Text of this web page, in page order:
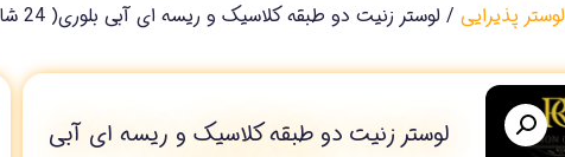
لوستر پذیرایی / لوستر زنیت دو طبقه کلاسیک و ریسه ای آبی بلوری( 24 شاخه)
لوستر زنیت دو طبقه کلاسیک و ریسه ای آبی